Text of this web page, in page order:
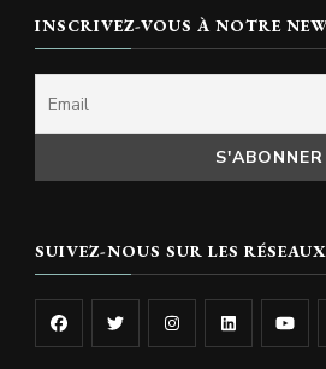
INSCRIVEZ-VOUS À NOTRE
SUIVEZ-NOUS SUR LES